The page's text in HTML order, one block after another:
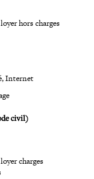
hors charges
Internet
civil)
charges